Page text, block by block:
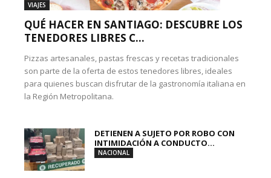
VIAJES
QUÉ HACER EN SANTIAGO: DESCUBRE LOS
TENEDORES LIBRES C...
Pizzas artesanales, pastas frescas y recetas tradicionales
son parte de la oferta de estos tenedores libres, ideales
para quienes buscan disfrutar de la gastronomía italiana en
la Región Metropolitana.
DETIENEN A SUJETO POR ROBO CON
INTIMIDACIÓN A CONDUCTO...
NACIONAL